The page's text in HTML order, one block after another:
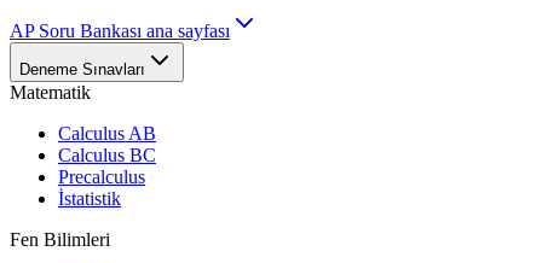
AP Soru Bankası ana sayfası
Deneme Sınavları
Matematik
Calculus AB
Calculus BC
Precalculus
İstatistik
Fen Bilimleri